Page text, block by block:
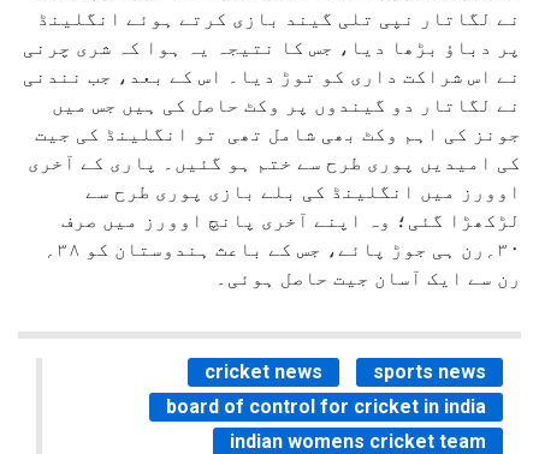
نے لگاتار نپی تلی گیند بازی کرتے ہوئے انگلینڈ
پر دباؤ بڑھا دیا، جس کا نتیجہ یہ ہوا کہ شری چرنی
نے اس شراکت داری کو توڑ دیا۔ اس کے بعد، جب نندنی
نے لگاتار دو گیندوں پر وکٹ حاصل کی ہیں جس میں
جونز کی اہم وکٹ بھی شامل تھی تو انگلینڈ کی جیت
کی امیدیں پوری طرح سے ختم ہو گئیں۔ پاری کے آخری
اوورز میں انگلینڈ کی بلے بازی پوری طرح سے
لڑکھڑا گئی؛ وہ اپنے آخری پانچ اوورز میں صرف
رن سے ایک آسان جیت حاصل ہوئی۔
cricket news
sports news
board of control for cricket in india
indian womens cricket team